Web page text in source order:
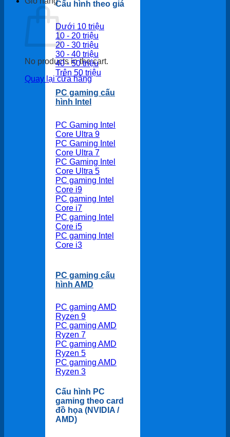
No products in the cart.
Quay lại cửa hàng
Cấu hình theo giá
Dưới 10 triệu
10 - 20 triệu
20 - 30 triệu
30 - 40 triệu
40 - 50 triệu
Trên 50 triệu
PC gaming cấu
hình Intel
PC Gaming Intel
Core Ultra 9
PC Gaming Intel
Core Ultra 7
PC Gaming Intel
Core Ultra 5
PC gaming Intel
Core i9
PC gaming Intel
Core i7
PC gaming Intel
Core i5
PC gaming Intel
Core i3
PC gaming cấu
hình AMD
PC gaming AMD
Ryzen 9
PC gaming AMD
Ryzen 7
PC gaming AMD
Ryzen 5
PC gaming AMD
Ryzen 3
Cấu hình PC
gaming theo card
đồ họa (NVIDIA /
AMD)